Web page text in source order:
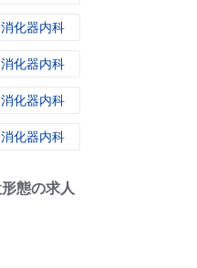
化器内科
化器内科
化器内科
化器内科
態の求人